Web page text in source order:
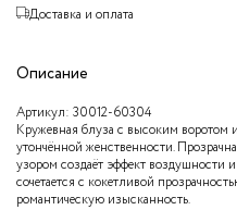
Доставка и оплата
Описание
Артикул: 30012-60304
Кружевная блуза с высоким
утончённой женственности.
узором создаёт эффект воздушности
сочетается с кокетливой
романтическую изысканность.